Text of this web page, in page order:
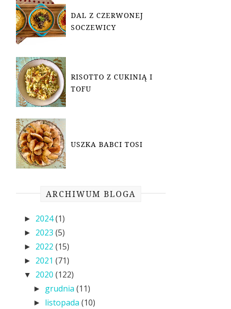
DAL Z CZERWONEJ
SOCZEWICY
RISOTTO Z CUKINIĄ I
TOFU
USZKA BABCI TOSI
ARCHIWUM BLOGA
► 2024(1)
► 2023 (5)
► 2022 (15)
► 2021 (71)
▼ 2020 (122)
► grudnia(11)
► listopada(10)